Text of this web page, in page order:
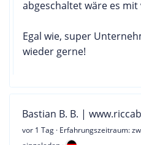
abgeschaltet wäre es
Egal wie, super
wieder gerne!
Bastian B. B. |
vor 1 Tag · Erfahrungszeitraum: